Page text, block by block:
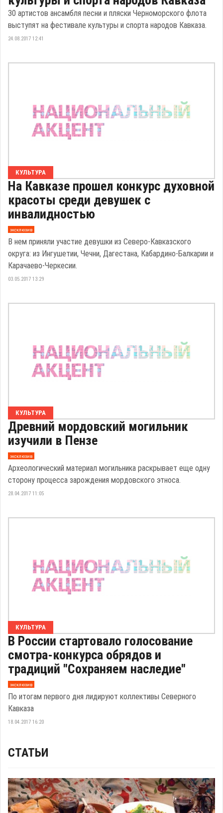
30 артистов ансамбля песни и пляски Черноморского флота
выступят на фестивале культуры и спорта народов Кавказа.
24.08.2017 12:41
КУЛЬТУРА
На Кавказе прошел конкурс духовной
красоты среди девушек с
инвалидностью
эксклюзив
В нем приняли участие девушки из Северо-Кавказского
округа: из Ингушетии, Чечни, Дагестана, Кабардино-Балкарии и
Карачаево-Черкесии.
03.05.2017 13:29
КУЛЬТУРА
Древний мордовский могильник
изучили в Пензе
эксклюзив
Археологический материал могильника раскрывает еще одну
сторону процесса зарождения мордовского этноса.
28.04.2017 11:05
КУЛЬТУРА
В России стартовало голосование
смотра-конкурса обрядов и
традиций "Сохраняем наследие"
эксклюзив
По итогам первого дня лидируют коллективы Северного
Кавказа
18.04.2017 16:20
СТАТЬИ